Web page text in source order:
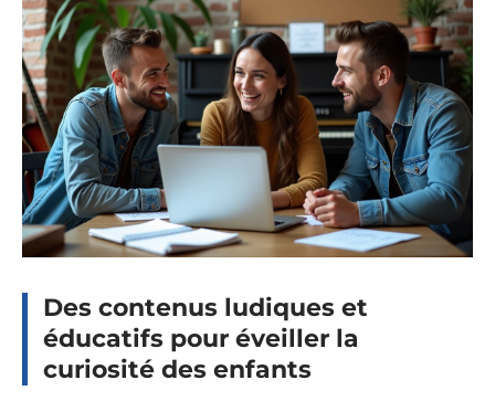
Des contenus ludiques et
éducatifs pour éveiller la
curiosité des enfants